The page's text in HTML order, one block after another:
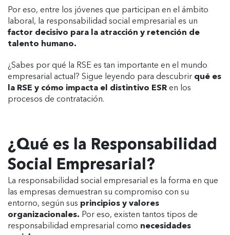
Por eso, entre los jóvenes que participan en el ámbito
laboral, la responsabilidad social empresarial es un
factor decisivo para la atracción y retención de
talento humano.
¿Sabes por qué la RSE es tan importante en el mundo
empresarial actual? Sigue leyendo para descubrir qué es
la RSE y cómo impacta el distintivo ESR en los
procesos de contratación.
¿Qué es la Responsabilidad
Social Empresarial?
La responsabilidad social empresarial es la forma en que
las empresas demuestran su compromiso con su
entorno, según sus principios y valores
organizacionales. Por eso, existen tantos tipos de
responsabilidad empresarial como necesidades